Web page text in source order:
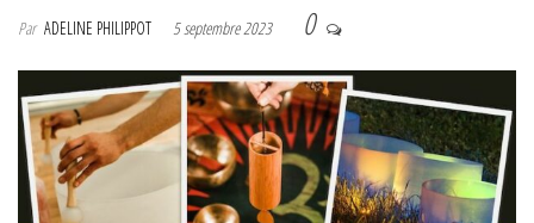
Par ADELINE PHILIPPOT 5 septembre 2023 0